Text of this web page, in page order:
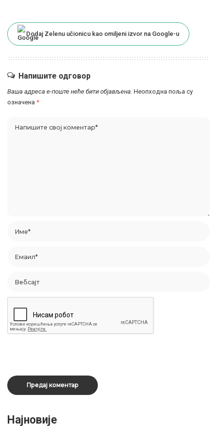
Dodaj Zelenu učionicu kao omiljeni izvor na Google-u
Напишите одговор
Ваша адреса е-поште неће бити објављена. Неопходна поља су
означена *
Најновије